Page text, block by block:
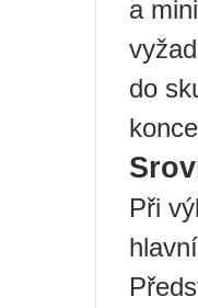
a
do
Při